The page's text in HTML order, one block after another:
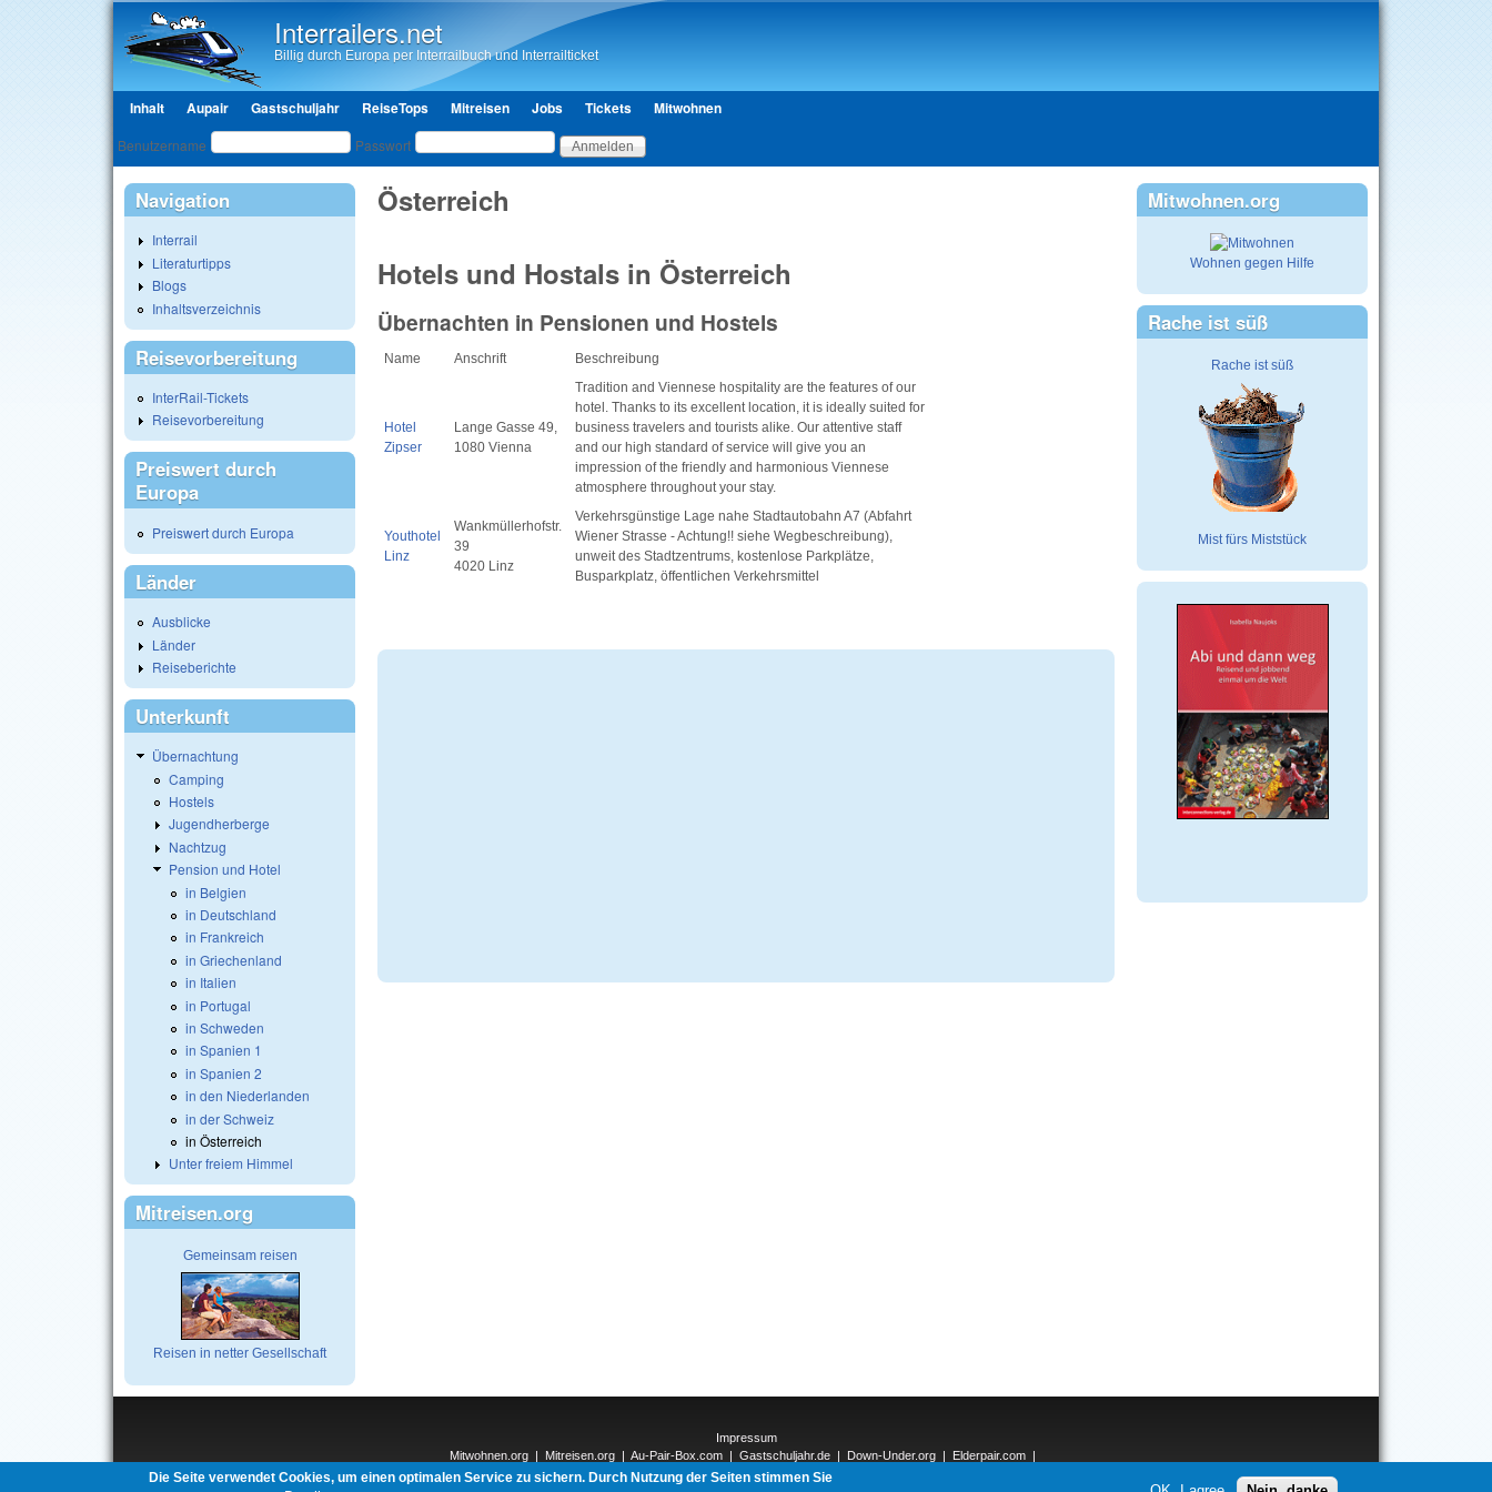
Interrailers.net
Billig durch Europa per Interrailbuch und Interrailticket
Hauptmenü
Inhalt Aupair Gastschuljahr ReiseTops Mitreisen Jobs Tickets Mitwohnen
Benutzeranmeldung
Benutzername Passwort
Österreich
Hotels und Hostals in Österreich
Übernachten in Pensionen und Hostels
Name Anschrift Beschreibung
Hotel
Zipser
Lange Gasse 49,
1080 Vienna
Tradition and Viennese hospitality are the features of our
hotel. Thanks to its excellent location, it is ideally suited for
business travelers and tourists alike. Our attentive staff
and our high standard of service will give you an
impression of the friendly and harmonious Viennese
atmosphere throughout your stay.
Youthotel
Linz
Wankmüllerhofstr.
39
4020 Linz
Verkehrsgünstige Lage nahe Stadtautobahn A7 (Abfahrt
Wiener Strasse - Achtung!! siehe Wegbeschreibung),
unweit des Stadtzentrums, kostenlose Parkplätze,
Busparkplatz, öffentlichen Verkehrsmittel
Navigation
Interrail
Literaturtipps
Blogs
Inhaltsverzeichnis
Reisevorbereitung
InterRail-Tickets
Reisevorbereitung
Preiswert durch
Europa
Preiswert durch Europa
Länder
Ausblicke
Länder
Reiseberichte
Unterkunft
Übernachtung
Camping
Hostels
Jugendherberge
Nachtzug
Pension und Hotel
in Belgien
in Deutschland
in Frankreich
in Griechenland
in Italien
in Portugal
in Schweden
in Spanien 1
in Spanien 2
in den Niederlanden
in der Schweiz
in Österreich
Unter freiem Himmel
Mitreisen.org
Gemeinsam reisen
Reisen in netter Gesellschaft
Mitwohnen.org
Wohnen gegen Hilfe
Rache ist süß
Rache ist süß
Mist fürs Miststück
Impressum
Mitwohnen.org | Mitreisen.org | Au-Pair-Box.com | Gastschuljahr.de | Down-Under.org | Elderpair.com |
Interconnections-Verlag.de|Natur-und-Umwelt.org|ReiseTops.com
Die Seite verwendet Cookies, um einen optimalen Service zu sichern. Durch Nutzung der Seiten stimmen Sie